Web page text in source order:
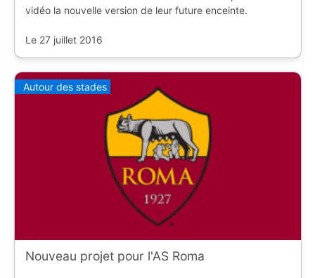
vidéo la nouvelle version de leur future enceinte.
Le 27 juillet 2016
Autour des stades
Nouveau projet pour l'AS Roma